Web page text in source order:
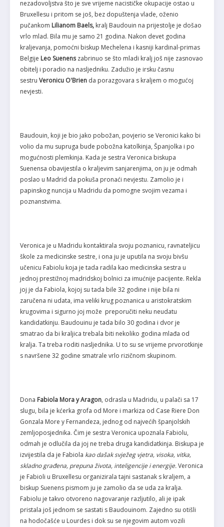
nezadovoljstva što je sve vrijeme nacističke okupacije ostao u
Bruxellesu i pritom se još, bez dopuštenja vlade, oženio
pučankom Lilianom Baels, kralj Baudouin na prijestolje je došao
vrlo mlad. Bila mu je samo 21 godina. Nakon devet godina
kraljevanja, pomoćni biskup Mechelena i kasniji kardinal-primas
Belgije Leo Suenens zabrinuo se što mladi kralj još nije zasnovao
obitelj i poradio na nasljedniku. Zadužio je irsku časnu
sestru Veronicu O'Brien da porazgovara s kraljem o mogućoj
nevjesti.
Baudouin, koji je bio jako pobožan, povjerio se Veronici kako bi
volio da mu supruga bude pobožna katolkinja, Španjolka i po
mogućnosti plemkinja. Kada je sestra Veronica biskupa
Suenensa obavijestila o kraljevim sanjarenjima, on ju je odmah
poslao u Madrid da pokuša pronaći nevjestu. Zamolio je i
papinskog nuncija u Madridu da pomogne svojim vezama i
poznanstvima.
Veronica je u Madridu kontaktirala svoju poznanicu, ravnateljicu
škole za medicinske sestre, i ona ju je uputila na svoju bivšu
učenicu Fabiolu koja je tada radila kao medicinska sestra u
jednoj prestižnoj madridskoj bolnici za imućnije pacijente. Rekla
joj je da Fabiola, kojoj su tada bile 32 godine i nije bila ni
zaručena ni udata, ima veliki krug poznanica u aristokratskim
krugovima i sigurno joj može preporučiti neku neudatu
kandidatkinju. Baudouinu je tada bilo 30 godina i dvor je
smatrao da bi kraljica trebala biti nekoliko godina mlađa od
kralja. Ta treba roditi nasljednika. U to su se vrijeme prvorotkinje
s navršene 32 godine smatrale vrlo rizičnom skupinom.
Dona Fabiola Mora y Aragon, odrasla u Madridu, u palači sa 17
slugu, bila je kćerka grofa od More i markiza od Case Riere Don
Gonzala More y Fernandeza, jednog od najvećih španjolskih
zemljoposjednika. Čim je sestra Veronica upoznala Fabiolu,
odmah je odlučila da joj ne treba druga kandidatkinja. Biskupa je
izvijestila da je Fabiola kao dašak svježeg vjetra, visoka, vitka,
skladno građena, prepuna života, inteligencije i energije.Veronica
je Fabioli u Bruxellesu organizirala tajni sastanak s kraljem, a
biskup Suenens pismom ju je zamolio da se uda za kralja.
Fabiolu je takvo otvoreno nagovaranje razljutilo, ali je ipak
pristala još jednom se sastati s Baudouinom. Zajedno su otišli
na hodočašće u Lourdes i dok su se njegovim autom vozili